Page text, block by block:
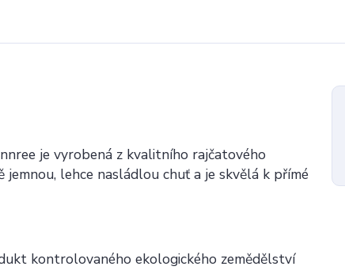
je vyrobená z kvalitního rajčatového
lehce nasládlou chuť a je skvělá k přímé
kontrolovaného ekologického zemědělství